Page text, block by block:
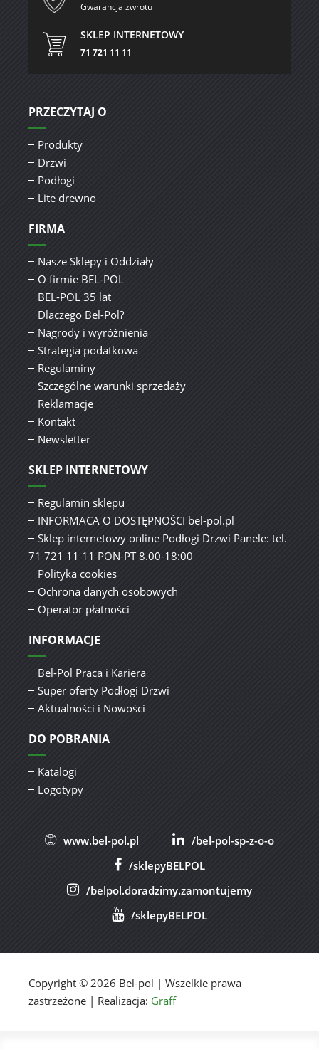
Gwarancja zwrotu
SKLEP INTERNETOWY
71 721 11 11
PRZECZYTAJ O
Produkty
Drzwi
Podłogi
Lite drewno
FIRMA
Nasze Sklepy i Oddziały
O firmie BEL-POL
BEL-POL 35 lat
Dlaczego Bel-Pol?
Nagrody i wyróżnienia
Strategia podatkowa
Regulaminy
Szczególne warunki sprzedaży
Reklamacje
Kontakt
Newsletter
SKLEP INTERNETOWY
Regulamin sklepu
INFORMACA O DOSTĘPNOŚCI bel-pol.pl
Sklep internetowy online Podłogi Drzwi Panele: tel.
71 721 11 11 PON-PT 8.00-18:00
Polityka cookies
Ochrona danych osobowych
Operator płatności
INFORMACJE
Bel-Pol Praca i Kariera
Super oferty Podłogi Drzwi
Aktualności i Nowości
DO POBRANIA
Katalogi
Logotypy
www.bel-pol.pl
/bel-pol-sp-z-o-o
/sklepyBELPOL
/belpol.doradzimy.zamontujemy
/sklepyBELPOL
Copyright © 2026 Bel-pol | Wszelkie prawa
zastrzeżone | Realizacja: Graff